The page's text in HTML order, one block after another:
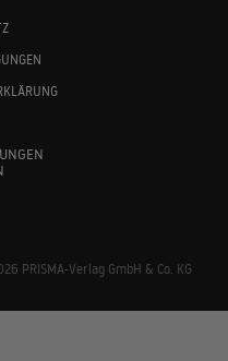
PRISMA-Verlag GmbH & Co. KG